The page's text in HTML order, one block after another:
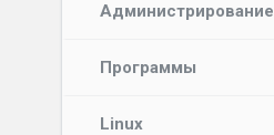
Администрирование
Программы
Linux